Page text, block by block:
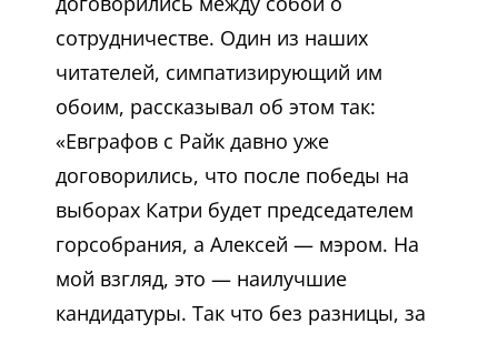
сотрудничестве. Один из наших
читателей, симпатизирующий им
обоим, рассказывал об этом так:
«Евграфов с Райк давно уже
договорились, что после победы на
выборах Катри будет председателем
горсобрания, а Алексей — мэром. На
мой взгляд, это — наилучшие
кандидатуры. Так что без разницы, за